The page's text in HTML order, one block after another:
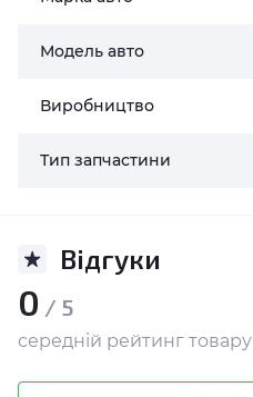
Модель авто
Виробництво
Тип запчастини
Відгуки
0 / 5
середній рейтинг товару